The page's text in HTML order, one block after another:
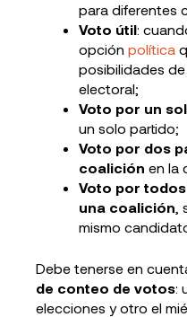
para diferentes
Voto útil:
opción política
posibilidades
electoral;
Voto por un
un solo partido;
Voto por dos
coalición en la
Voto por
una coalición
mismo
Debe tenerse en
de conteo de votos:
elecciones y otro el